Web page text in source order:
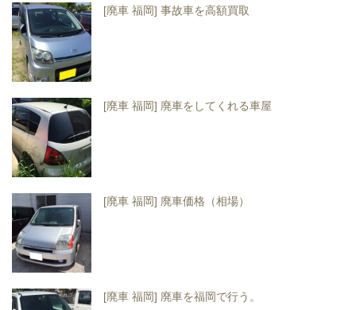
[廃車 福岡] 事故車を高額買取
[廃車 福岡] 廃車をしてくれる車屋
[廃車 福岡] 廃車価格（相場）
[廃車 福岡] 廃車を福岡で行う。